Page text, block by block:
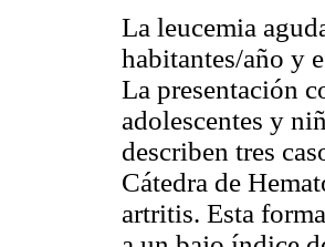
La leucemia
habitantes/año y
La presentación
adolescentes y
describen tres
Cátedra de
artritis. Esta